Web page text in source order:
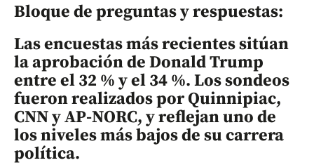
Bloque de preguntas y respuestas:
Las encuestas más recientes sitúan
la aprobación de Donald Trump
entre el 32 % y el 34 %. Los sondeos
fueron realizados por Quinnipiac,
CNN y AP-NORC, y reflejan uno de
los niveles más bajos de su carrera
política.